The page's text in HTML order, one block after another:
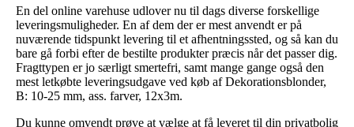
En del online varehuse udlover nu til dags diverse forskellige
leveringsmuligheder. En af dem der er mest anvendt er på
nuværende tidspunkt levering til et afhentningssted, og så kan du
bare gå forbi efter de bestilte produkter præcis når det passer dig.
Fragttypen er jo særligt smertefri, samt mange gange også den
mest letkøbte leveringsudgave ved køb af Dekorationsblonder,
B: 10-25 mm, ass. farver, 12x3m.
Du kunne omvendt prøve at vælge at få leveret til din privatbolig